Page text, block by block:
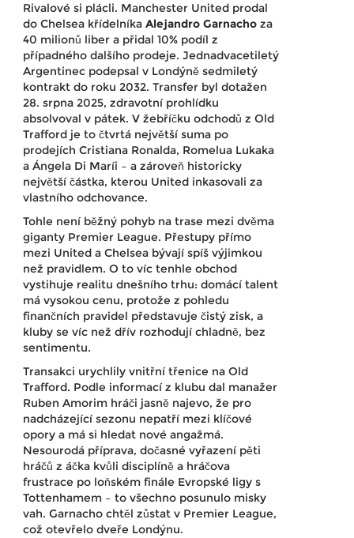
Rivalové si plácli. Manchester United prodal
do Chelsea křídelníka Alejandro Garnacho za
40 milionů liber a přidal 10% podíl z
případného dalšího prodeje. Jednadvacetiletý
Argentinec podepsal v Londýně sedmiletý
kontrakt do roku 2032. Transfer byl dotažen
28. srpna 2025, zdravotní prohlídku
absolvoval v pátek. V žebříčku odchodů z Old
Trafford je to čtvrtá největší suma po
prodejích Cristiana Ronalda, Romelua Lukaka
a Ángela Di Maríi – a zároveň historicky
největší částka, kterou United inkasovali za
vlastního odchovance.
Tohle není běžný pohyb na trase mezi dvěma
giganty Premier League. Přestupy přímo
mezi United a Chelsea bývají spíš výjimkou
než pravidlem. O to víc tenhle obchod
vystihuje realitu dnešního trhu: domácí talent
má vysokou cenu, protože z pohledu
finančních pravidel představuje čistý zisk, a
kluby se víc než dřív rozhodují chladně, bez
sentimentu.
Transakci urychlily vnitřní třenice na Old
Trafford. Podle informací z klubu dal manažer
Ruben Amorim hráči jasně najevo, že pro
nadcházející sezonu nepatří mezi klíčové
opory a má si hledat nové angažmá.
Nesourodá příprava, dočasné vyřazení pěti
hráčů z áčka kvůli disciplíně a hráčova
frustrace po loňském finále Evropské ligy s
Tottenhamem – to všechno posunulo misky
vah. Garnacho chtěl zůstat v Premier League,
což otevřelo dveře Londýnu.